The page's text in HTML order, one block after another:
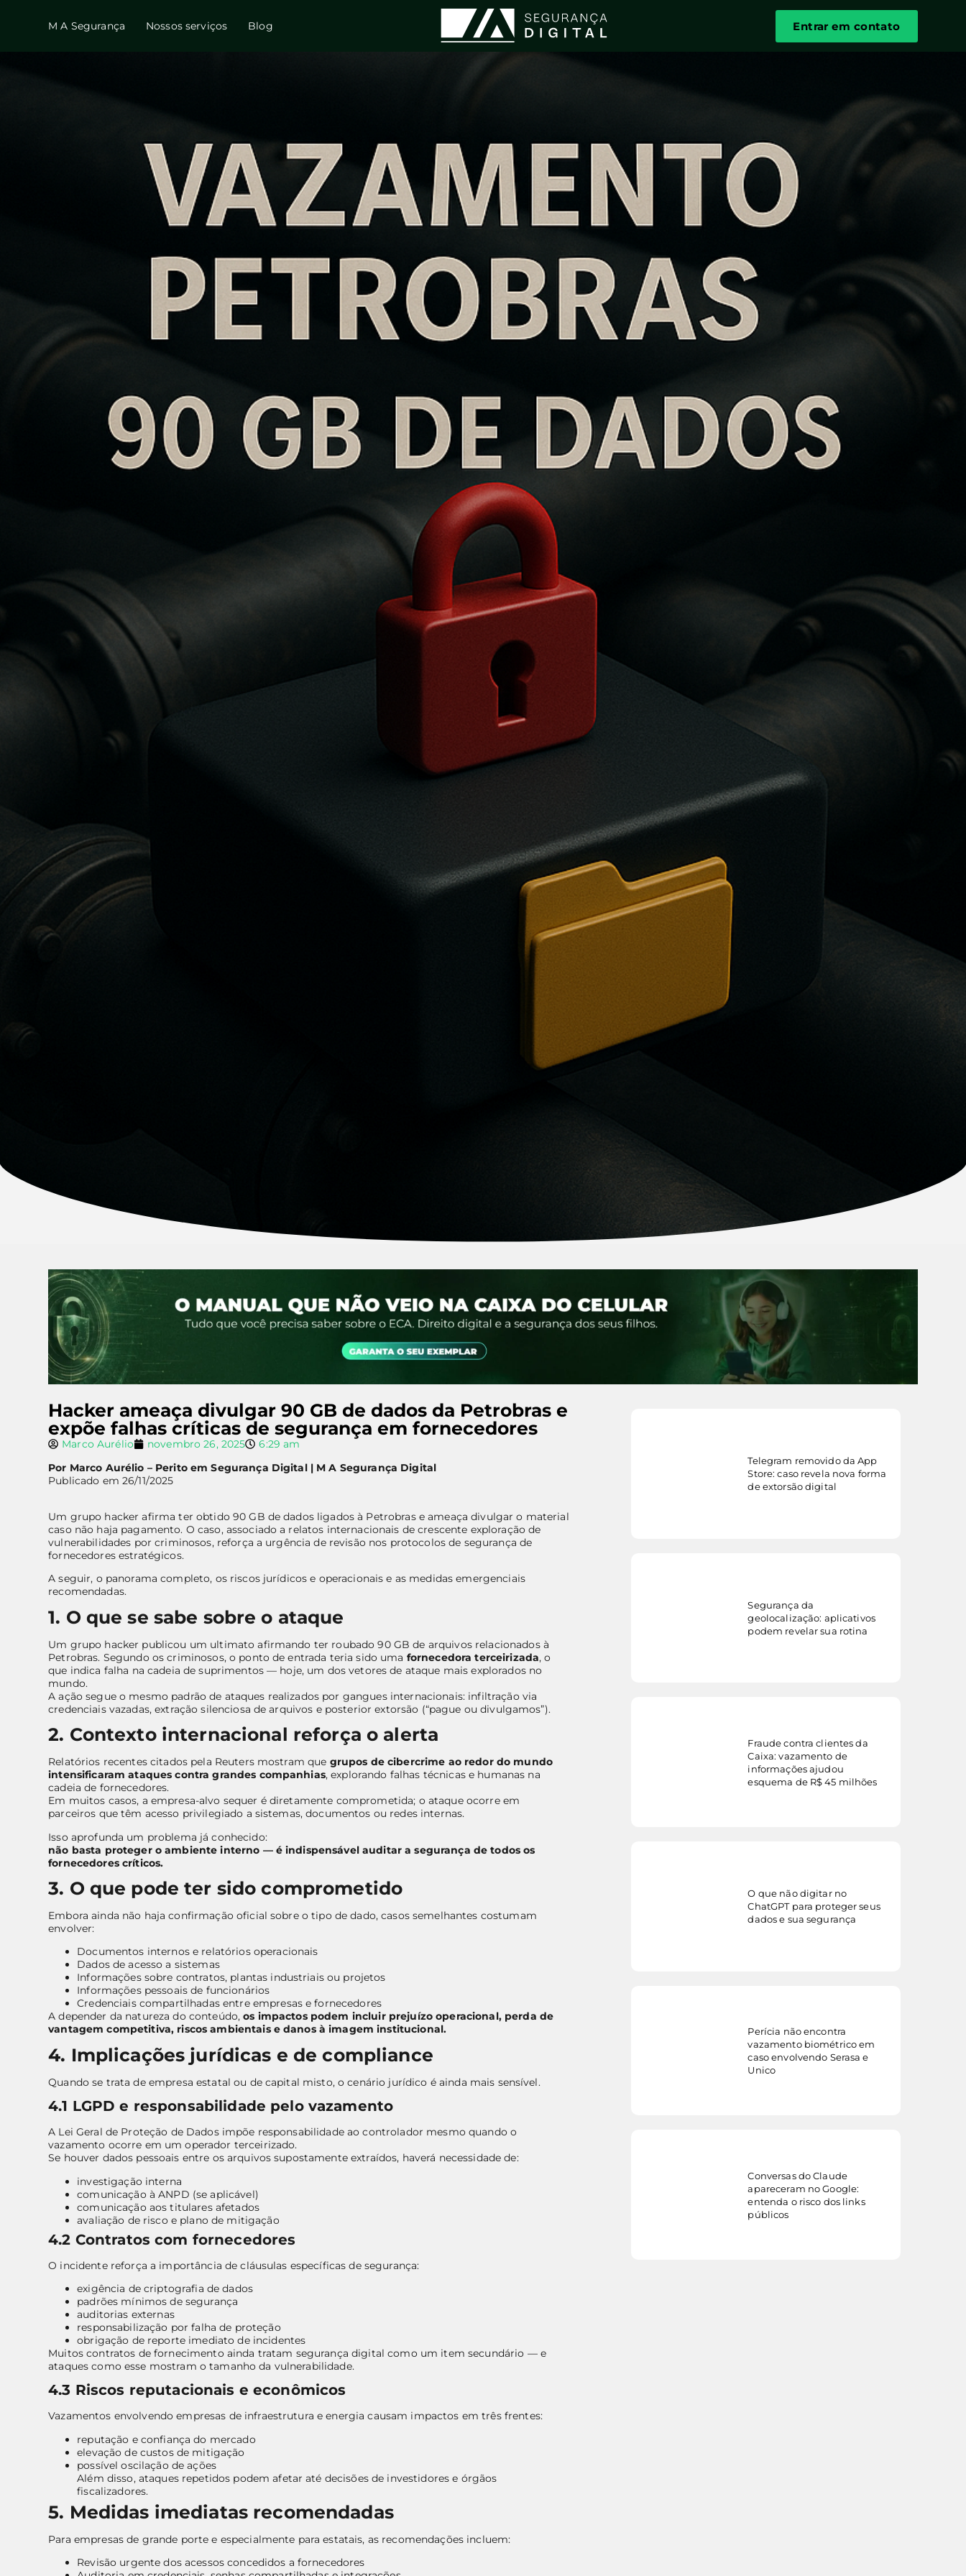
M A Segurança Nossos serviços Blog Entrar em contato
Hacker ameaça divulgar 90 GB de dados da Petrobras e
expõe falhas críticas de segurança em fornecedores
Marco Aurélio novembro 26, 2025
6:29 am
Por Marco Aurélio – Perito em Segurança Digital | M A Segurança Digital
Publicado em 26/11/2025
Um grupo hacker afirma ter obtido 90 GB de dados ligados à Petrobras e ameaça divulgar o material
caso não haja pagamento. O caso, associado a relatos internacionais de crescente exploração de
vulnerabilidades por criminosos, reforça a urgência de revisão nos protocolos de segurança de
fornecedores estratégicos.
A seguir, o panorama completo, os riscos jurídicos e operacionais e as medidas emergenciais
recomendadas.
1. O que se sabe sobre o ataque
Um grupo hacker publicou um ultimato afirmando ter roubado 90 GB de arquivos relacionados à
Petrobras. Segundo os criminosos, o ponto de entrada teria sido uma fornecedora terceirizada, o
que indica falha na cadeia de suprimentos — hoje, um dos vetores de ataque mais explorados no
mundo.
A ação segue o mesmo padrão de ataques realizados por gangues internacionais: infiltração via
credenciais vazadas, extração silenciosa de arquivos e posterior extorsão (“pague ou divulgamos”).
2. Contexto internacional reforça o alerta
Relatórios recentes citados pela Reuters mostram que grupos de cibercrime ao redor do mundo
intensificaram ataques contra grandes companhias, explorando falhas técnicas e humanas na
cadeia de fornecedores.
Em muitos casos, a empresa-alvo sequer é diretamente comprometida; o ataque ocorre em
parceiros que têm acesso privilegiado a sistemas, documentos ou redes internas.
Isso aprofunda um problema já conhecido:
não basta proteger o ambiente interno — é indispensável auditar a segurança de todos os
fornecedores críticos.
3. O que pode ter sido comprometido
Embora ainda não haja confirmação oficial sobre o tipo de dado, casos semelhantes costumam
envolver:
Documentos internos e relatórios operacionais
Dados de acesso a sistemas
Informações sobre contratos, plantas industriais ou projetos
Informações pessoais de funcionários
Credenciais compartilhadas entre empresas e fornecedores
A depender da natureza do conteúdo,os impactos podem incluir prejuízo operacional, perda de
vantagem competitiva, riscos ambientais e danos à imagem institucional.
4. Implicações jurídicas e de compliance
Quando se trata de empresa estatal ou de capital misto, o cenário jurídico é ainda mais sensível.
4.1 LGPD e responsabilidade pelo vazamento
A Lei Geral de Proteção de Dados impõe responsabilidade ao controlador mesmo quando o
vazamento ocorre em um operador terceirizado.
Se houver dados pessoais entre os arquivos supostamente extraídos, haverá necessidade de:
investigação interna
comunicação à ANPD (se aplicável)
comunicação aos titulares afetados
avaliação de risco e plano de mitigação
4.2 Contratos com fornecedores
O incidente reforça a importância de cláusulas específicas de segurança:
exigência de criptografia de dados
padrões mínimos de segurança
auditorias externas
responsabilização por falha de proteção
obrigação de reporte imediato de incidentes
Muitos contratos de fornecimento ainda tratam segurança digital como um item secundário — e
ataques como esse mostram o tamanho da vulnerabilidade.
4.3 Riscos reputacionais e econômicos
Vazamentos envolvendo empresas de infraestrutura e energia causam impactos em três frentes:
reputação e confiança do mercado
elevação de custos de mitigação
possível oscilação de ações
Além disso, ataques repetidos podem afetar até decisões de investidores e órgãos
fiscalizadores.
5. Medidas imediatas recomendadas
Para empresas de grande porte e especialmente para estatais, as recomendações incluem:
Revisão urgente dos acessos concedidos a fornecedores
Telegram removido da App
Store: caso revela nova forma
de extorsão digital
Segurança da
geolocalização: aplicativos
podem revelar sua rotina
Fraude contra clientes da
Caixa: vazamento de
informações ajudou
esquema de R$ 45 milhões
O que não digitar no
ChatGPT para proteger seus
dados e sua segurança
Perícia não encontra
vazamento biométrico em
caso envolvendo Serasa e
Unico
Conversas do Claude
apareceram no Google:
entenda o risco dos links
públicos